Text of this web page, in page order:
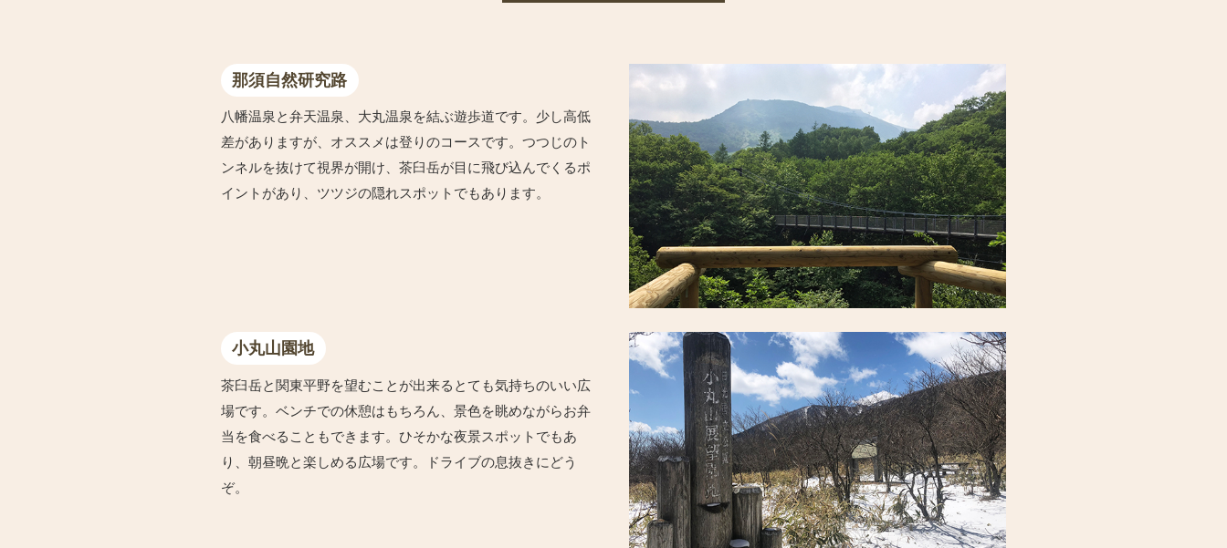
那須自然研究路
八幡温泉と弁天温泉、大丸温泉を結ぶ遊歩道です。少し高低
差がありますが、オススメは登りのコースです。つつじのト
ンネルを抜けて視界が開け、茶臼岳が目に飛び込んでくるポ
イントがあり、ツツジの隠れスポットでもあります。
小丸山園地
茶臼岳と関東平野を望むことが出来るとても気持ちのいい広
場です。ベンチでの休憩はもちろん、景色を眺めながらお弁
当を食べることもできます。ひそかな夜景スポットでもあ
り、朝昼晩と楽しめる広場です。ドライブの息抜きにどう
ぞ。